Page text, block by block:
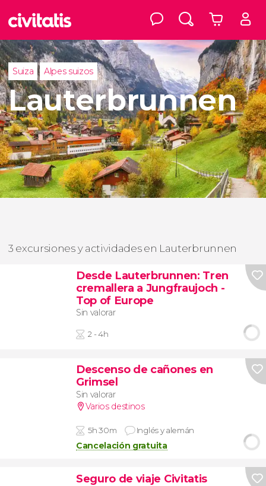
Suiza Alpes suizos
Lauterbrunnen
3 excursiones y actividades en Lauterbrunnen
Desde Lauterbrunnen: Tren
cremallera a Jungfraujoch -
Top of Europe
Sin valorar
2 - 4h
Descenso de cañones en
Grimsel
Sin valorar
Varios destinos
5h 30m Inglés y alemán
Cancelación gratuita
Seguro de viaje Civitatis